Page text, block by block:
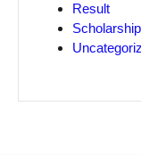
Result
Scholarship